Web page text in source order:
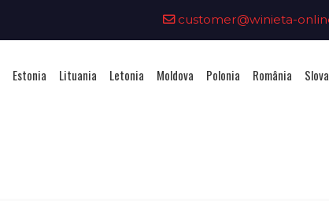
customer@winieta-
Estonia Lituania Letonia Moldova Polonia România